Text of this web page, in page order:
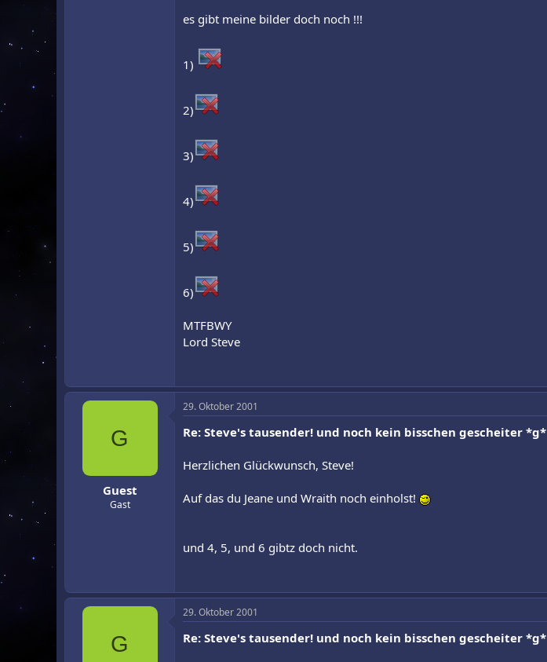
es gibt meine bilder doch noch !!!
1)
2)
3)
4)
5)
6)
MTFBWY
Lord Steve
G
Guest
Gast
29. Oktober 2001
Re: Steve's tausender! und noch kein bisschen gescheiter *g*
Herzlichen Glückwunsch, Steve!
Auf das du Jeane und Wraith noch einholst!
und 4, 5, und 6 gibtz doch nicht.
G
29. Oktober 2001
Re: Steve's tausender! und noch kein bisschen gescheiter *g*